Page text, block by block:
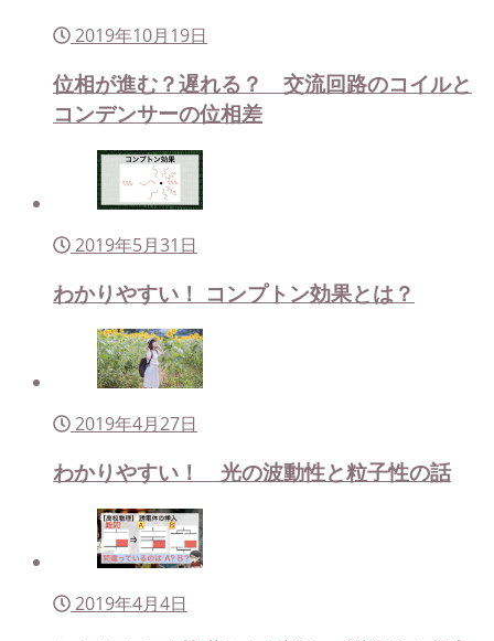
2019年10月19日
位相が進む？遅れる？ 交流回路のコイルと
コンデンサーの位相差
2019年5月31日
わかりやすい！ コンプトン効果とは？
2019年4月27日
わかりやすい！ 光の波動性と粒子性の話
2019年4月4日